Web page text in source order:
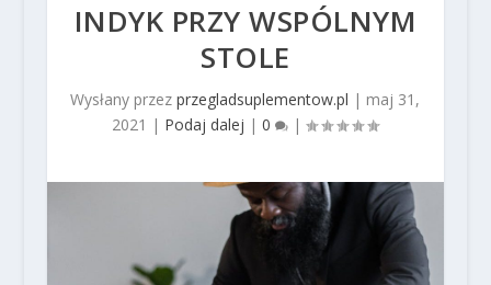
INDYK PRZY WSPÓLNYM
STOLE
Wysłany przezprzegladsuplementow.pl | maj 31,
2021 | Podaj dalej |0 |